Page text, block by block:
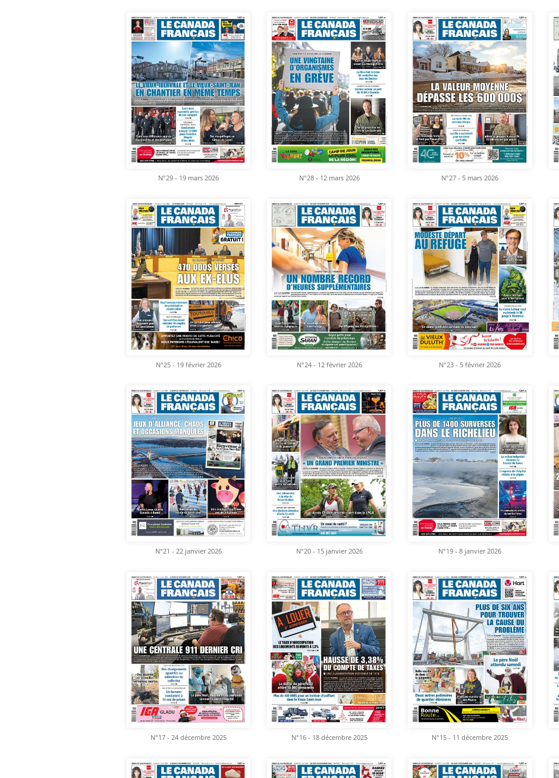
N°29 - 19 mars 2026 N°28 - 12 mars 2026 N°27 - 5 mars 2026
N°25 - 19 février 2026 N°24 - 12 février 2026 N°23 - 5 février 2026
N°21 - 22 janvier 2026 N°20 - 15 janvier 2026 N°19 - 8 janvier 2026
N°17 - 24 décembre 2025 N°16 - 18 décembre 2025 N°15 - 11 décembre 2025